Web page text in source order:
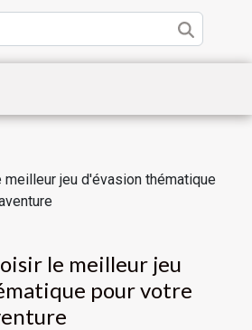
jeu d'évasion thématique
le meilleur jeu
pour votre